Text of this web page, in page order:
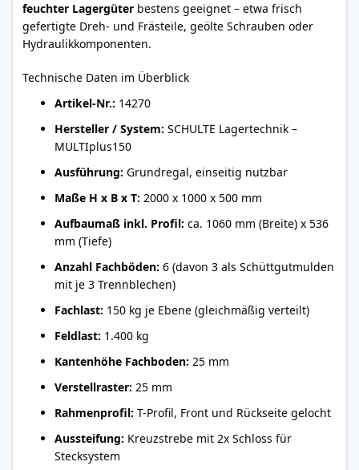
feuchter Lagergüter bestens geeignet – etwa frisch
gefertigte Dreh- und Frästeile, geölte Schrauben oder
Hydraulikkomponenten.
Technische Daten im Überblick
Artikel-Nr.: 14270
Hersteller / System: SCHULTE Lagertechnik –
MULTIplus150
Ausführung: Grundregal, einseitig nutzbar
Maße H x B x T: 2000 x 1000 x 500 mm
Aufbaumaß inkl. Profil: ca. 1060 mm (Breite) x 536
mm (Tiefe)
Anzahl Fachböden: 6 (davon 3 als Schüttgutmulden
mit je 3 Trennblechen)
Fachlast: 150 kg je Ebene (gleichmäßig verteilt)
Feldlast: 1.400 kg
Kantenhöhe Fachboden: 25 mm
Verstellraster: 25 mm
Rahmenprofil: T-Profil, Front und Rückseite gelocht
Aussteifung: Kreuzstrebe mit 2x Schloss für
Stecksystem